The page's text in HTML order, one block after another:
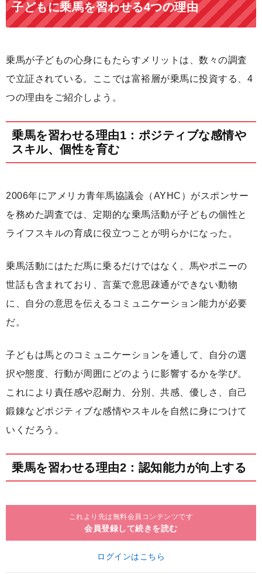
子どもに乗馬を習わせる4つの理由
乗馬が子どもの心身にもたらすメリットは、数々の調査
で立証されている。ここでは富裕層が乗馬に投資する、4
つの理由をご紹介しよう。
乗馬を習わせる理由1：ポジティブな感情や
スキル、個性を育む
2006年にアメリカ青年馬協議会（AYHC）がスポンサー
を務めた調査では、定期的な乗馬活動が子どもの個性と
ライフスキルの育成に役立つことが明らかになった。
乗馬活動にはただ馬に乗るだけではなく、馬やポニーの
世話も含まれており、言葉で意思疎通ができない動物
に、自分の意思を伝えるコミュニケーション能力が必要
だ。
子どもは馬とのコミュニケーションを通して、自分の選
択や態度、行動が周囲にどのように影響するかを学び。
これにより責任感や忍耐力、分別、共感、優しさ、自己
鍛錬などポジティブな感情やスキルを自然に身につけて
いくだろう。
乗馬を習わせる理由2：認知能力が向上する
これより先は無料会員コンテンツです
会員登録して続きを読む
ログインはこちら